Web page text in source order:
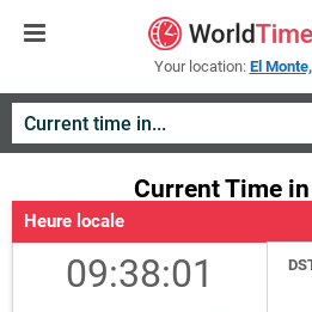
Your location: El
Current Time in
Heure locale
09:38:01